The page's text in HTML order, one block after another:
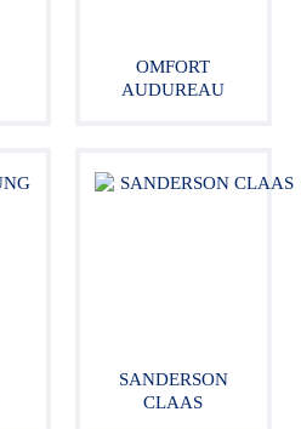
OMFORT
AUDUREAU
SANDERSON
CLAAS